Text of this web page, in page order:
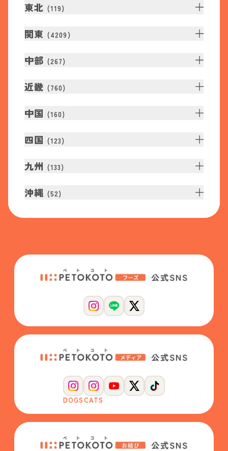
東北 (119)
関東 (4209 )
中部 (267)
近畿 (760)
中国 (160)
四国 (123)
九州 (133)
沖縄 (52)
DOGSCATS